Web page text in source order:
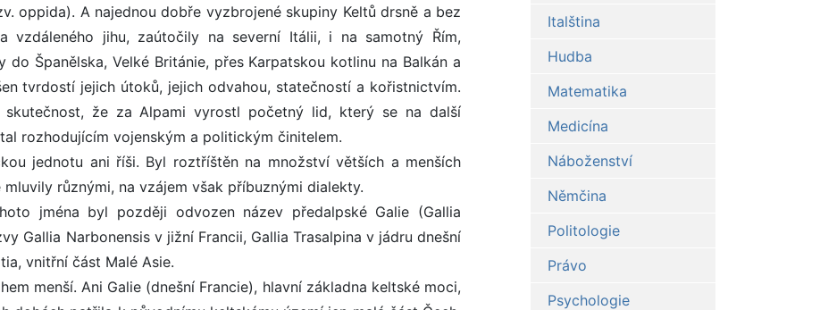
oppida). A najednou dobře vyzbrojené skupiny Keltů drsně a bez
vzdáleného jihu, zaútočily na severní Itálii, i na samotný Řím,
Španělska, Velké Británie, přes Karpatskou kotlinu na Balkán a
tvrdostí jejich útoků, jejich odvahou, statečností a kořistnictvím.
skutečnost, že za Alpami vyrostl početný lid, který se na další
rozhodujícím vojenským a politickým činitelem.
jednotu ani říši. Byl roztříštěn na množství větších a menších
různými, na vzájem však příbuznými dialekty.
jména byl později odvozen název předalpské Galie (Gallia
Gallia Narbonensis v jižní Francii, Gallia Trasalpina v jádru dnešní
vnitřní část Malé Asie.
menší. Ani Galie (dnešní Francie), hlavní základna keltské moci,
Italština
Hudba
Matematika
Medicína
Náboženství
Němčina
Politologie
Právo
Psychologie